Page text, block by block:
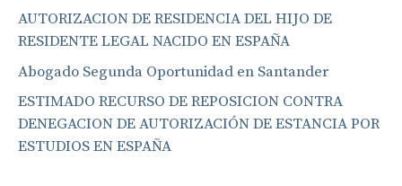
AUTORIZACION DE RESIDENCIA DEL HIJO DE
RESIDENTE LEGAL NACIDO EN ESPAÑA
Abogado Segunda Oportunidad en Santander
ESTIMADO RECURSO DE REPOSICION CONTRA
DENEGACION DE AUTORIZACIÓN DE ESTANCIA POR
ESTUDIOS EN ESPAÑA